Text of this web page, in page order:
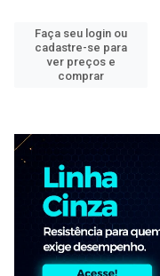
Faça seu login ou
cadastre-se para
ver preços e
comprar